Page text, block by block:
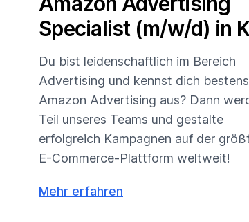
Specialist (m/w/d) in
Du bist leidenschaftlich im Bereich
Advertising und kennst dich
Amazon Advertising aus? Dann
Teil unseres Teams und gestalte
erfolgreich Kampagnen auf der
E-Commerce-Plattform weltweit!
Mehr erfahren